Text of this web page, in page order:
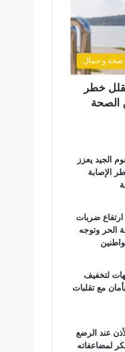
صحة و جمال
خطر
الصحة
الجيد يعزز
الإصابة
ضربات
الحر وتوجه
لتخفيف
مع تقلبات
عند الرضع
لمضاعفاته